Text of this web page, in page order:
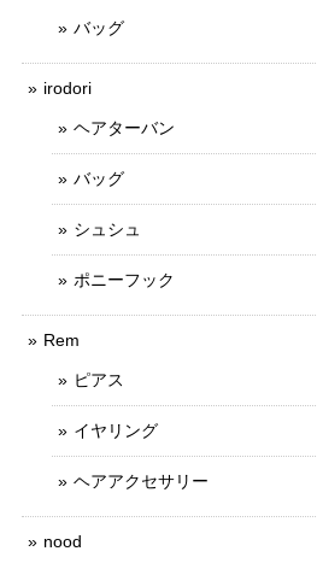
バッグ
irodori
ヘアターバン
バッグ
シュシュ
ポニーフック
Rem
ピアス
イヤリング
ヘアアクセサリー
nood